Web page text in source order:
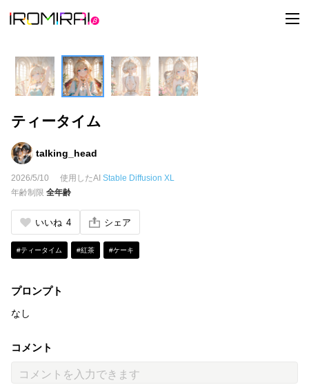
t
o
ティータイム
talking_head
2026/5/10 使用したAI Stable Diffusion XL
年齢制限 全年齢
いいね 4 シェア
#ティータイム #紅茶 #ケーキ
プロンプト
なし
コメント